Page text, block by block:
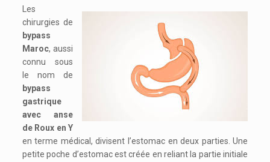
Les
chirurgies de
bypass
Maroc, aussi
connu sous
le nom de
bypass
gastrique
avec anse
de Roux en Y
en terme médical, divisent l’estomac en deux parties. Une
petite poche d’estomac est créée en reliant la partie initiale